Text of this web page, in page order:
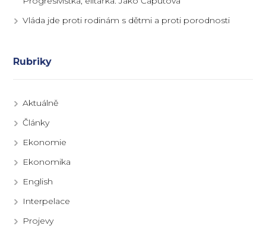
Vláda jde proti rodinám s dětmi a proti porodnosti
Rubriky
Aktuálně
Články
Ekonomie
Ekonomika
English
Interpelace
Projevy